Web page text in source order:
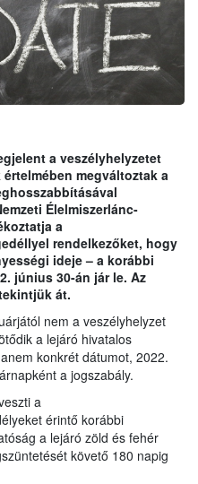
a veszélyhelyzetet
megváltoztak a
Élelmiszerlánc-
a
rendelkezőket, hogy
ideje – a korábbi
június 30-án jár le. Az
át.
nem a veszélyhelyzet
a lejáró hivatalos
konkrét dátumot, 2022.
a jogszabály.
a
érintő korábbi
a lejáró zöld és fehér
követő 180 napig